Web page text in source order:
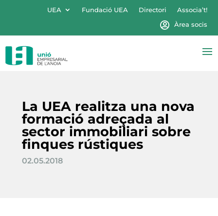
UEA Fundació UEA Directori
Associa’t!
Àrea socis
La UEA realitza una nova
formació adreçada al
sector immobiliari sobre
finques rústiques
02.05.2018